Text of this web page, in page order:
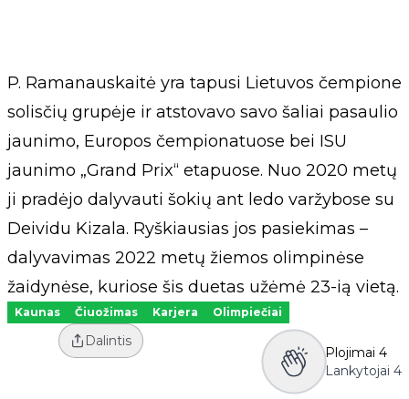
P. Ramanauskaitė yra tapusi Lietuvos čempione
solisčių grupėje ir atstovavo savo šaliai pasaulio
jaunimo, Europos čempionatuose bei ISU
jaunimo „Grand Prix“ etapuose. Nuo 2020 metų
ji pradėjo dalyvauti šokių ant ledo varžybose su
Deividu Kizala. Ryškiausias jos pasiekimas –
dalyvavimas 2022 metų žiemos olimpinėse
žaidynėse, kuriose šis duetas užėmė 23-ią vietą.
Kaunas Čiuožimas Karjera Olimpiečiai
Dalintis
Plojimai 4
Lankytojai 4